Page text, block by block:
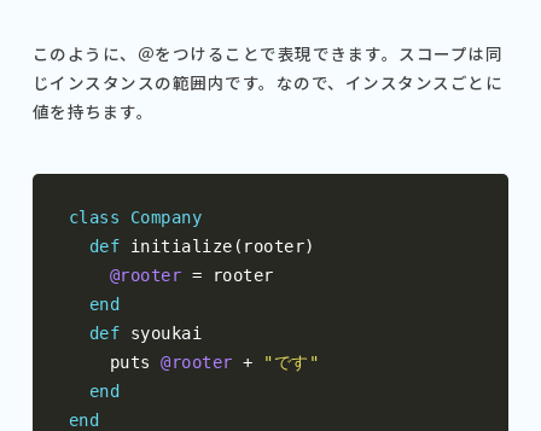
このように、＠をつけることで表現できます。スコープは同
じインスタンスの範囲内です。なので、インスタンスごとに
値を持ちます。
class
Company
def initialize ( rooter)
@rooter = rooter
end
def syoukai
    puts
@rooter +
"です"
end
end